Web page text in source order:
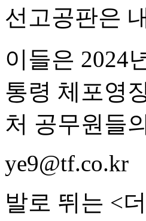
선고공판은
이들은 2024
통령 체포영
처 공무원들
ye9@tf.co.kr
발로 뛰는 <